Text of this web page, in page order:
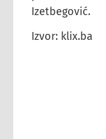
Izetbegović.
Izvor: klix.ba